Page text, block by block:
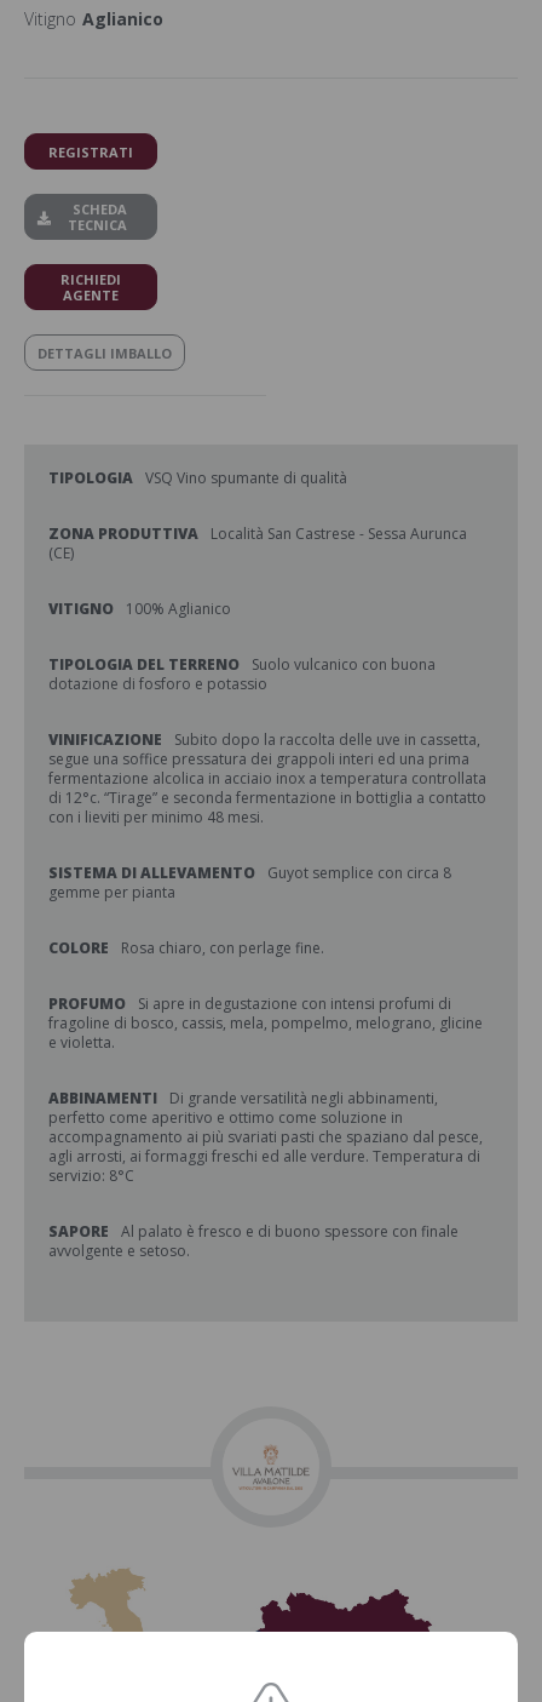
Vitigno Aglianico
REGISTRATI
SCHEDA
TECNICA
RICHIEDI
AGENTE
DETTAGLI IMBALLO
TIPOLOGIA VSQ Vino spumante di qualità
ZONA PRODUTTIVA
Località San Castrese - Sessa Aurunca
(CE)
VITIGNO 100% Aglianico
TIPOLOGIA DEL TERRENO
Suolo vulcanico con buona
dotazione di fosforo e potassio
VINIFICAZIONE
Subito dopo la raccolta delle uve in cassetta,
segue una soffice pressatura dei grappoli interi ed una prima
fermentazione alcolica in acciaio inox a temperatura controllata
di 12°c. “Tirage” e seconda fermentazione in bottiglia a contatto
con i lieviti per minimo 48 mesi.
SISTEMA DI ALLEVAMENTO
Guyot semplice con circa 8
gemme per pianta
COLORE Rosa chiaro, con perlage fine.
PROFUMO
Si apre in degustazione con intensi profumi di
fragoline di bosco, cassis, mela, pompelmo, melograno, glicine
e violetta.
ABBINAMENTI
Di grande versatilità negli abbinamenti,
perfetto come aperitivo e ottimo come soluzione in
accompagnamento ai più svariati pasti che spaziano dal pesce,
agli arrosti, ai formaggi freschi ed alle verdure. Temperatura di
servizio: 8°C
SAPORE
Al palato è fresco e di buono spessore con finale
avvolgente e setoso.